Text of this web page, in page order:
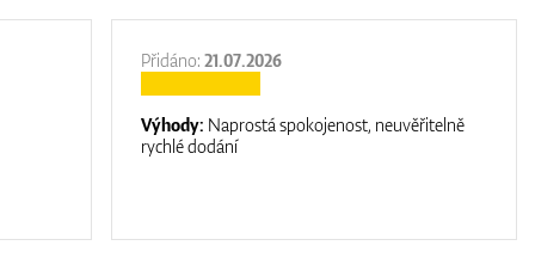
Přidáno:21.07.2026
Výhody: Naprostá spokojenost, neuvěřitelně
rychlé dodání